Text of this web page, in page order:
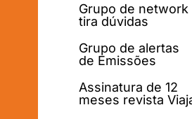
Grupo de network
tira dúvidas
Grupo de alertas
de Emissões
Assinatura de 12
meses revista